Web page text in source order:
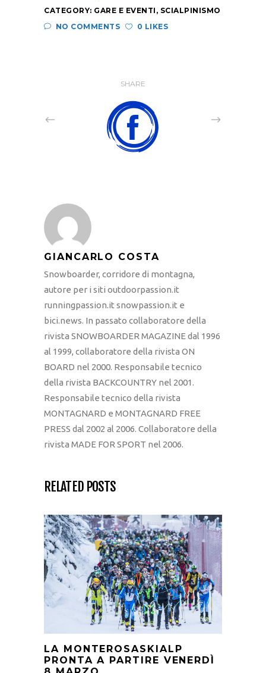
CATEGORY: GARE E EVENTI , SCIALPINISMO
NO COMMENTS
0 LIKES
SHARE
GIANCARLO COSTA
Snowboarder, corridore di montagna,
autore per i siti outdoorpassion.it
runningpassion.it snowpassion.it e
bici.news. In passato collaboratore della
rivista SNOWBOARDER MAGAZINE dal 1996
al 1999, collaboratore della rivista ON
BOARD nel 2000. Responsabile tecnico
della rivista BACKCOUNTRY nel 2001.
Responsabile tecnico della rivista
MONTAGNARD e MONTAGNARD FREE
PRESS dal 2002 al 2006. Collaboratore della
rivista MADE FOR SPORT nel 2006.
RELATED POSTS
LA MONTEROSASKIALP
PRONTA A PARTIRE VENERDÌ